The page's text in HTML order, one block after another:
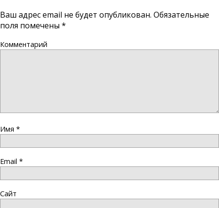
Ваш адрес email не будет опубликован. Обязательные
поля помечены *
Комментарий
Имя *
Email *
Сайт